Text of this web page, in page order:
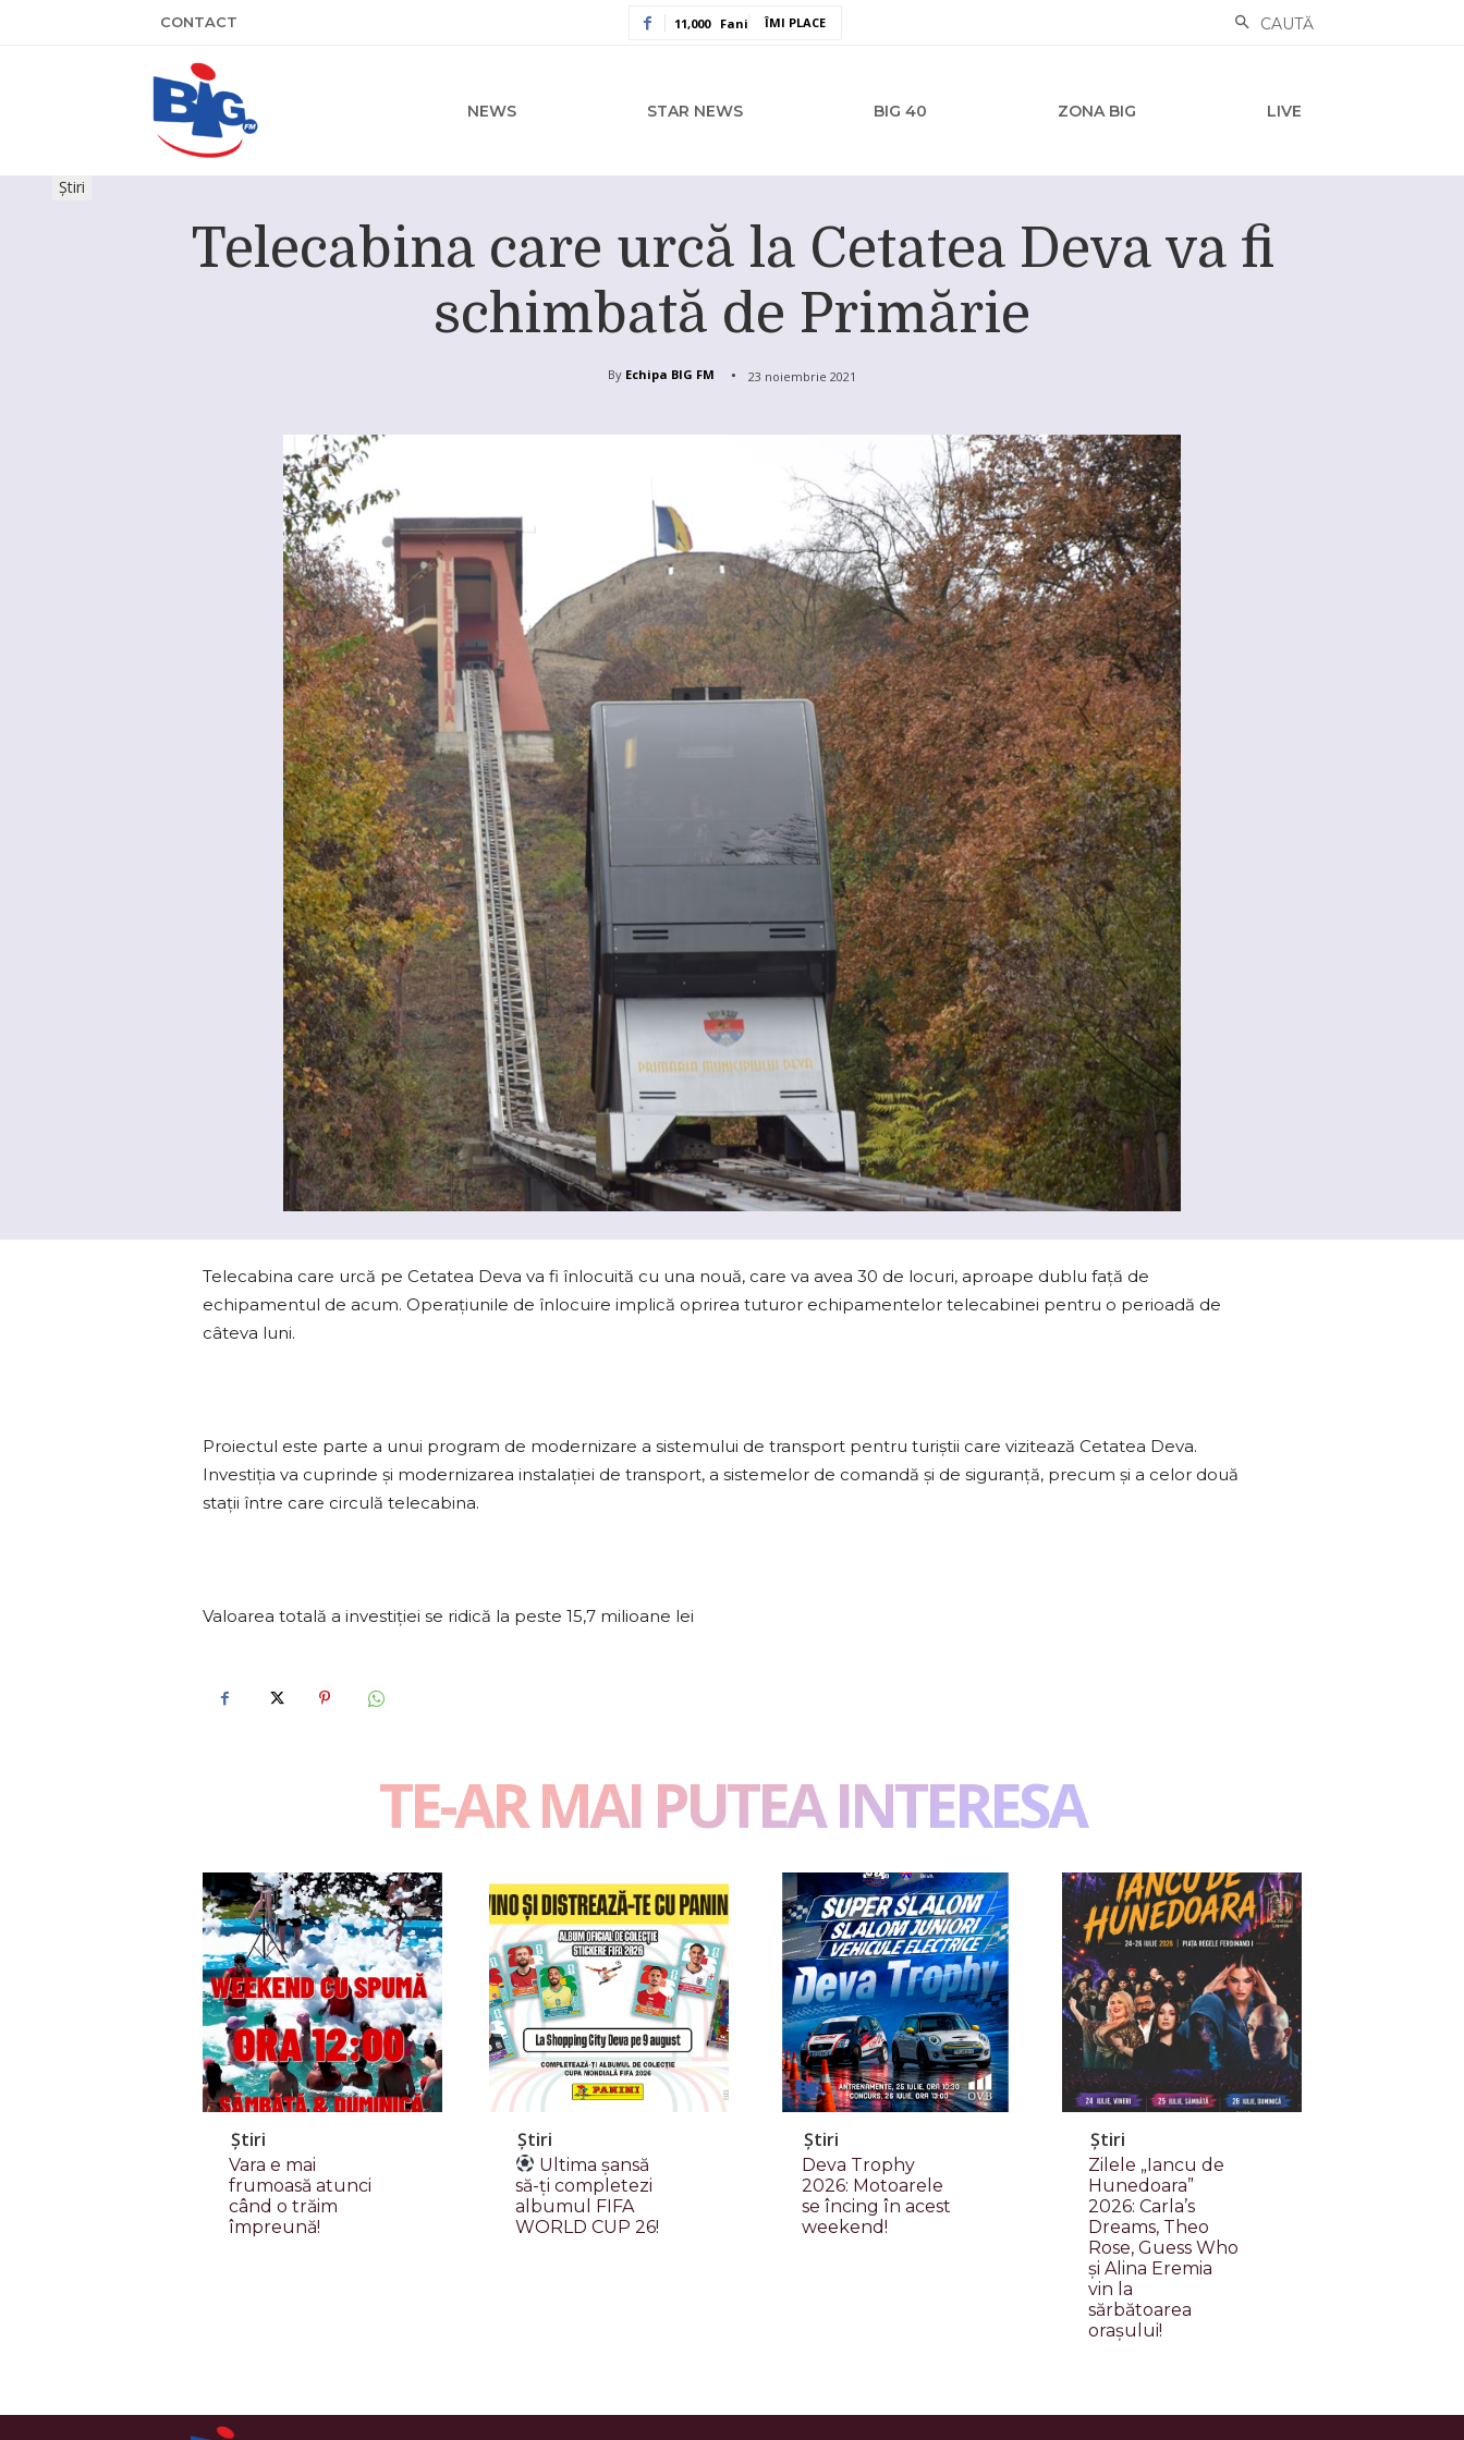
CONTACT 11,000 Fani ÎMI PLACE CAUTĂ
NEWS STAR NEWS BIG 40 ZONA BIG LIVE
Știri
Telecabina care urcă la Cetatea Deva va fi
schimbată de Primărie
By Echipa BIG FM 23 noiembrie 2021
Telecabina care urcă pe Cetatea Deva va fi înlocuită cu una nouă, care va avea 30 de locuri, aproape dublu față de
echipamentul de acum. Operațiunile de înlocuire implică oprirea tuturor echipamentelor telecabinei pentru o perioadă de
câteva luni.
Proiectul este parte a unui program de modernizare a sistemului de transport pentru turiştii care vizitează Cetatea Deva.
Investiţia va cuprinde şi modernizarea instalaţiei de transport, a sistemelor de comandă şi de siguranţă, precum şi a celor două
staţii între care circulă telecabina.
Valoarea totală a investiţiei se ridică la peste 15,7 milioane lei
TE-AR MAI PUTEA INTERESA
Știri
Vara e mai
frumoasă atunci
când o trăim
împreună!
Știri
Ultima șansă
să-ți completezi
albumul FIFA
WORLD CUP 26!
Știri
Deva Trophy
2026: Motoarele
se încing în acest
weekend!
Știri
Zilele „Iancu de
Hunedoara”
2026: Carla’s
Dreams, Theo
Rose, Guess Who
și Alina Eremia
vin la
sărbătoarea
orașului!